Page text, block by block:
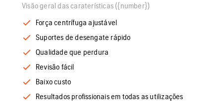
Visão geral das caraterísticas ({number})
Força centrífuga ajustável
Suportes de desengate rápido
Qualidade que perdura
Revisão fácil
Baixo custo
Resultados profissionais em todas as utilizações